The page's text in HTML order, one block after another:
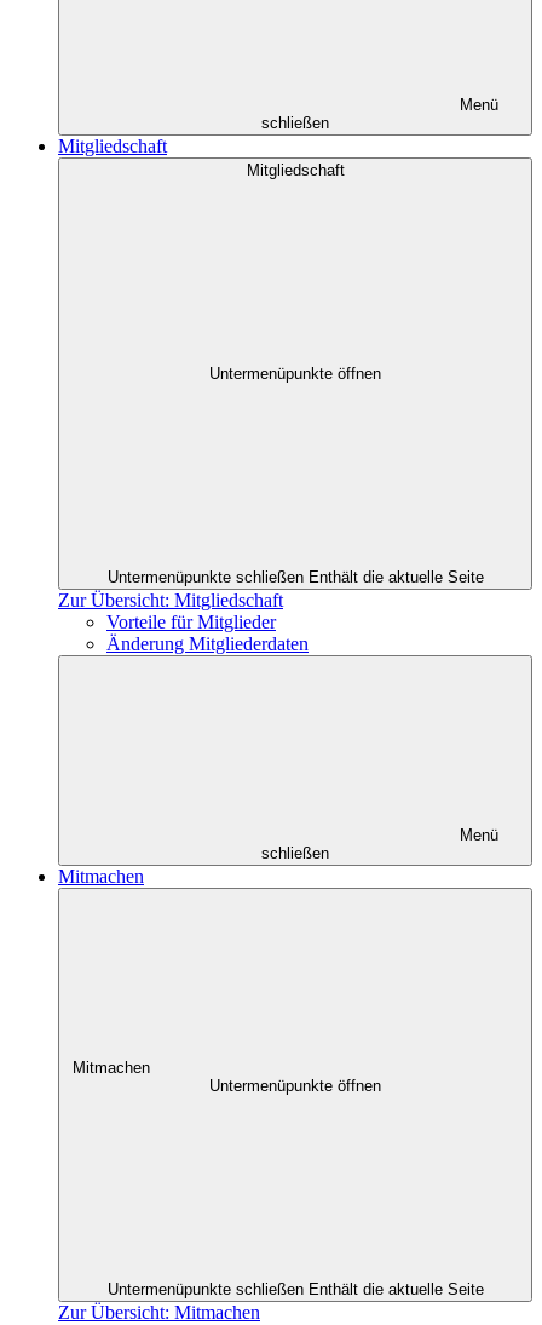
Menü
schließen
Mitgliedschaft
Mitgliedschaft
Untermenüpunkte öffnen
Untermenüpunkte schließen Enthält die aktuelle Seite
Zur Übersicht: Mitgliedschaft
Vorteile für Mitglieder
Änderung Mitgliederdaten
Menü
schließen
Mitmachen
Mitmachen
Untermenüpunkte öffnen
Untermenüpunkte schließen Enthält die aktuelle Seite
Zur Übersicht: Mitmachen